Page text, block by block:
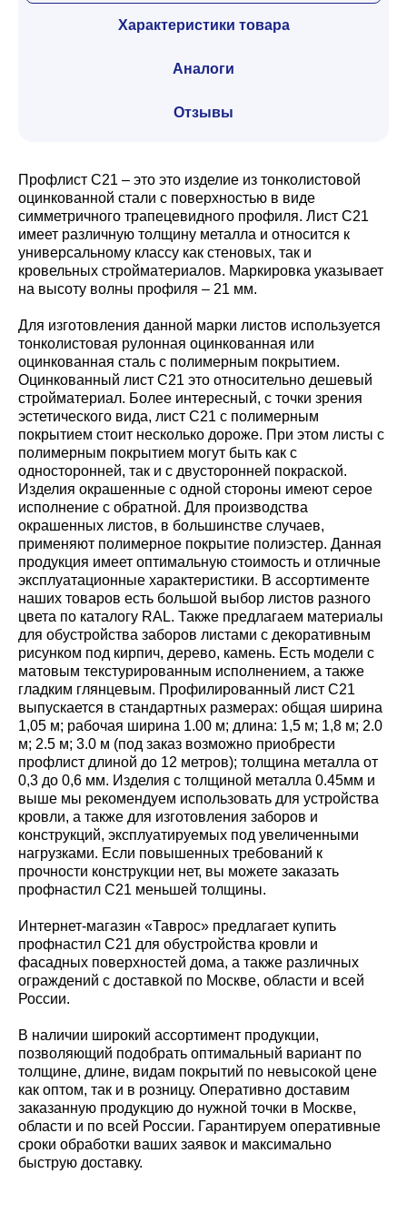
Характеристики товара
Аналоги
Отзывы
Профлист С21 – это это изделие из тонколистовой
оцинкованной стали с поверхностью в виде
симметричного трапецевидного профиля. Лист С21
имеет различную толщину металла и относится к
универсальному классу как стеновых, так и
кровельных стройматериалов. Маркировка указывает
на высоту волны профиля – 21 мм.
Для изготовления данной марки листов используется
тонколистовая рулонная оцинкованная или
оцинкованная сталь с полимерным покрытием.
Оцинкованный лист С21 это относительно дешевый
стройматериал. Более интересный, с точки зрения
эстетического вида, лист С21 с полимерным
покрытием стоит несколько дороже. При этом листы с
полимерным покрытием могут быть как с
односторонней, так и с двусторонней покраской.
Изделия окрашенные с одной стороны имеют серое
исполнение с обратной. Для производства
окрашенных листов, в большинстве случаев,
применяют полимерное покрытие полиэстер. Данная
продукция имеет оптимальную стоимость и отличные
эксплуатационные характеристики. В ассортименте
наших товаров есть большой выбор листов разного
цвета по каталогу RAL. Также предлагаем материалы
для обустройства заборов листами с декоративным
рисунком под кирпич, дерево, камень. Есть модели с
матовым текстурированным исполнением, а также
гладким глянцевым. Профилированный лист С21
выпускается в стандартных размерах: общая ширина
1,05 м; рабочая ширина 1.00 м; длина: 1,5 м; 1,8 м; 2.0
м; 2.5 м; 3.0 м (под заказ возможно приобрести
профлист длиной до 12 метров); толщина металла от
0,3 до 0,6 мм. Изделия с толщиной металла 0.45мм и
выше мы рекомендуем использовать для устройства
кровли, а также для изготовления заборов и
конструкций, эксплуатируемых под увеличенными
нагрузками. Если повышенных требований к
прочности конструкции нет, вы можете заказать
профнастил С21 меньшей толщины.
Интернет-магазин «Таврос» предлагает купить
профнастил С21 для обустройства кровли и
фасадных поверхностей дома, а также различных
ограждений с доставкой по Москве, области и всей
России.
В наличии широкий ассортимент продукции,
позволяющий подобрать оптимальный вариант по
толщине, длине, видам покрытий по невысокой цене
как оптом, так и в розницу. Оперативно доставим
заказанную продукцию до нужной точки в Москве,
области и по всей России. Гарантируем оперативные
сроки обработки ваших заявок и максимально
быструю доставку.